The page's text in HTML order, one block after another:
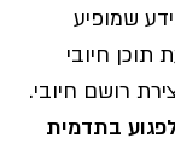
שמופיע
תוכן חיובי
רושם חיובי.
בתדמית